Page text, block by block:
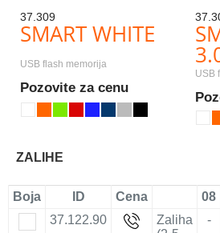
37.309
SMART WHITE
USB flash memorija
Pozovite za cenu
USB
ZALIHE
Boja ID Cena 08
37.122.90
Zaliha
-